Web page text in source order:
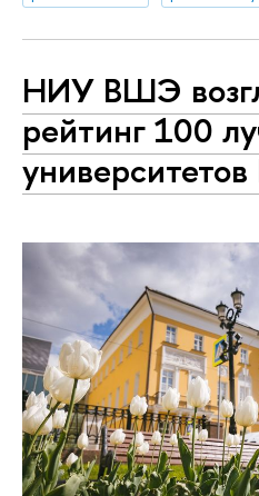
НИУ ВШЭ
рейтинг 100
университетов